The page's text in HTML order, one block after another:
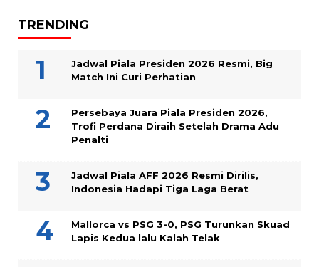
TRENDING
Jadwal Piala Presiden 2026 Resmi, Big
Match Ini Curi Perhatian
Persebaya Juara Piala Presiden 2026,
Trofi Perdana Diraih Setelah Drama Adu
Penalti
Jadwal Piala AFF 2026 Resmi Dirilis,
Indonesia Hadapi Tiga Laga Berat
Mallorca vs PSG 3-0, PSG Turunkan Skuad
Lapis Kedua lalu Kalah Telak